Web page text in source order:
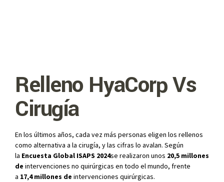
Relleno HyaCorp Vs
Cirugía
En los últimos años, cada vez más personas eligen los rellenos
como alternativa a la cirugía, y las cifras lo avalan. Según
la Encuesta Global ISAPS 2024se realizaron unos 20,5 millones
de intervenciones no quirúrgicas en todo el mundo, frente
a 17,4 millones de intervenciones quirúrgicas.